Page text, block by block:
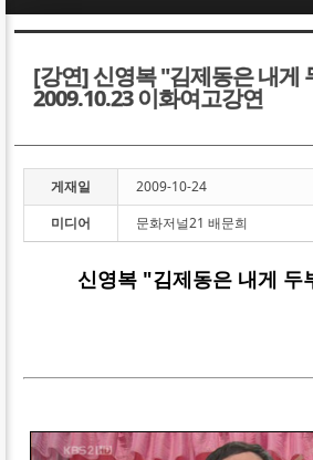
[강연] 신영복 "김제동은 내게
2009.10.23 이화여고강연
게재일
2009-10-24
미디어
문화저널21 배문희
신영복 "김제동은 내게 두
Sketchbook5, 스케
Sketchbook5, 스케
Sketchbook5, 스케
Sketchbook5, 스케